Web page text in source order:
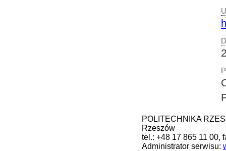
POLITECHNIKA
Rzeszów
tel.: +48 17 865 11 00,
Administrator serwisu: